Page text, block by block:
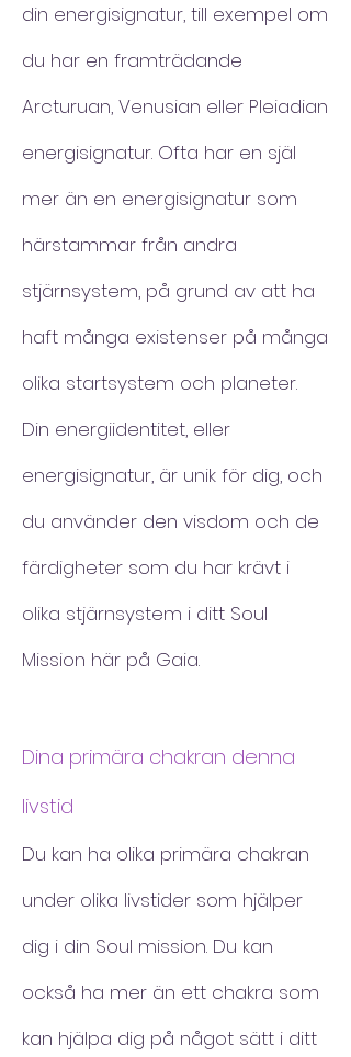
din energisignatur, till exempel om
du har en framträdande
Arcturuan, Venusian eller Pleiadian
energisignatur. Ofta har en själ
mer än en energisignatur som
härstammar från andra
stjärnsystem, på grund av att ha
haft många existenser på många
olika startsystem och planeter.
Din energiidentitet, eller
energisignatur, är unik för dig, och
du använder den visdom och de
färdigheter som du har krävt i
olika stjärnsystem i ditt Soul
Mission här på Gaia.
Dina primära chakran denna
livstid
Du kan ha olika primära chakran
under olika livstider som hjälper
dig i din Soul mission. Du kan
också ha mer än ett chakra som
kan hjälpa dig på något sätt i ditt